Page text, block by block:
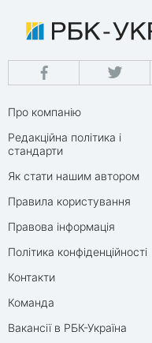
Про компанію
Редакційна політика і
стандарти
Як стати нашим автором
Правила користування
Правова інформація
Політика конфіденційності
Контакти
Команда
Вакансії в РБК-Україна